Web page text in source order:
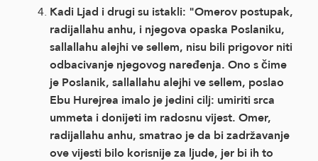
Kadi Ljad i drugi su istakli: "Omerov postupak,
radijallahu anhu, i njegova opaska Poslaniku,
sallallahu alejhi ve sellem, nisu bili prigovor niti
odbacivanje njegovog naređenja. Ono s čime
je Poslanik, sallallahu alejhi ve sellem, poslao
Ebu Hurejrea imalo je jedini cilj: umiriti srca
ummeta i donijeti im radosnu vijest. Omer,
radijallahu anhu, smatrao je da bi zadržavanje
ove vijesti bilo korisnije za ljude, jer bi ih to